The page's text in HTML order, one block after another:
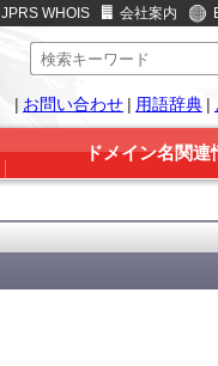
JPRS WHOIS 会社案内
| お問い合わせ | 用語辞典 |
ドメイン名関連